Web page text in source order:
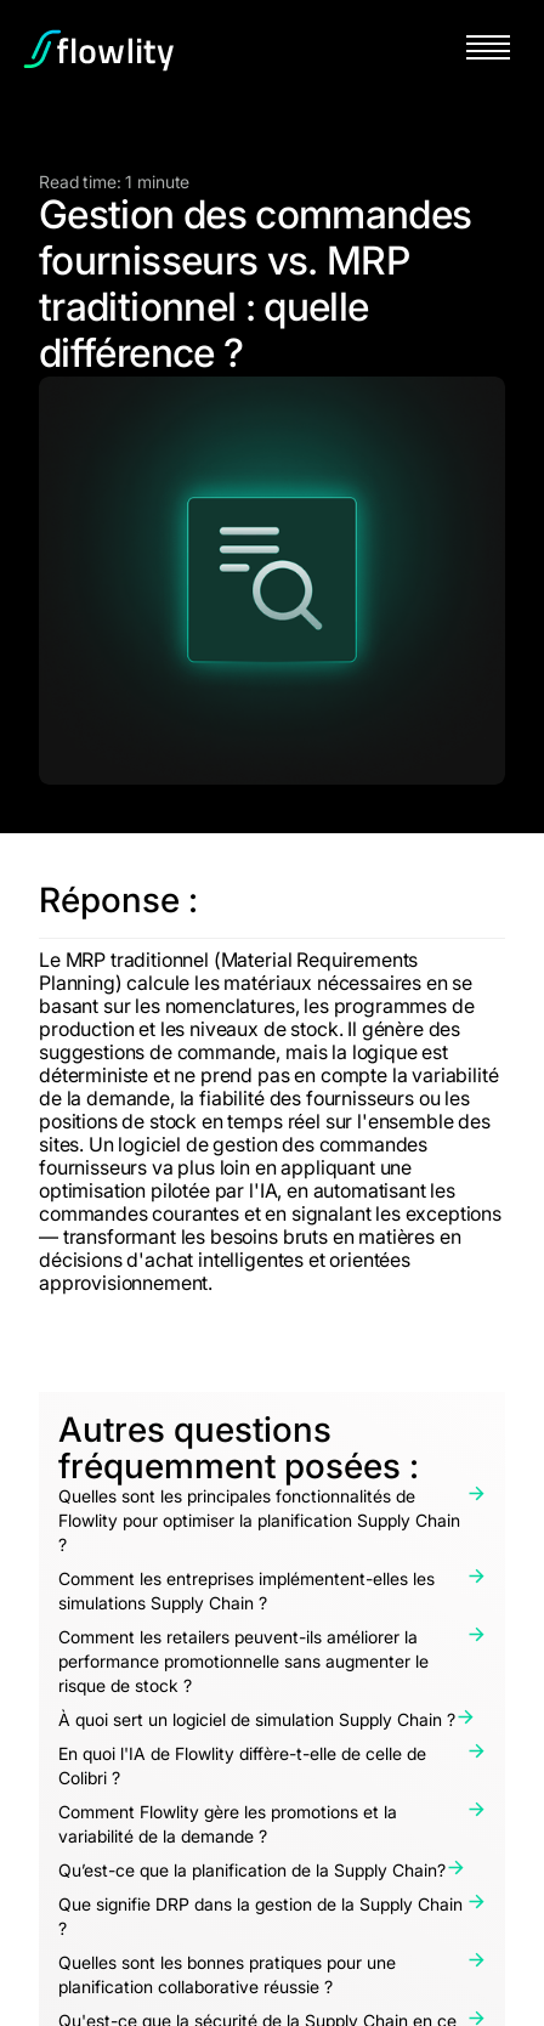
Read time: 1 minute
Gestion des commandes
fournisseurs vs. MRP
traditionnel : quelle
différence ?
Réponse :
Le MRP traditionnel (Material Requirements
Planning) calcule les matériaux nécessaires en se
basant sur les nomenclatures, les programmes de
production et les niveaux de stock. Il génère des
suggestions de commande, mais la logique est
déterministe et ne prend pas en compte la variabilité
de la demande, la fiabilité des fournisseurs ou les
positions de stock en temps réel sur l'ensemble des
sites. Un logiciel de gestion des commandes
fournisseurs va plus loin en appliquant une
optimisation pilotée par l'IA, en automatisant les
commandes courantes et en signalant les exceptions
— transformant les besoins bruts en matières en
décisions d'achat intelligentes et orientées
approvisionnement.
Autres questions
fréquemment posées :
Quelles sont les principales fonctionnalités de
Flowlity pour optimiser la planification Supply Chain
?
Comment les entreprises implémentent-elles les
simulations Supply Chain ?
Comment les retailers peuvent-ils améliorer la
performance promotionnelle sans augmenter le
risque de stock ?
À quoi sert un logiciel de simulation Supply Chain ?
En quoi l'IA de Flowlity diffère-t-elle de celle de
Colibri ?
Comment Flowlity gère les promotions et la
variabilité de la demande ?
Qu’est-ce que la planification de la Supply Chain?
Que signifie DRP dans la gestion de la Supply Chain
?
Quelles sont les bonnes pratiques pour une
planification collaborative réussie ?
Qu'est-ce que la sécurité de la Supply Chain en ce